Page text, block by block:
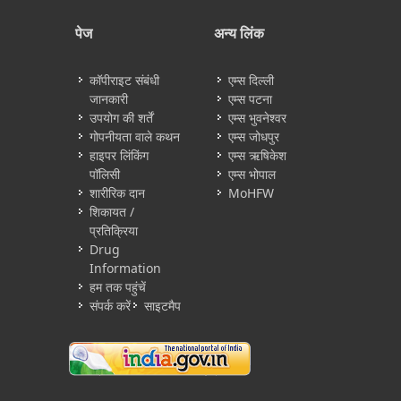
पेज
कॉपीराइट संबंधी
जानकारी
उपयोग की शर्तें
गोपनीयता वाले कथन
हाइपर लिंकिंग
पॉलिसी
शारीरिक दान
शिकायत /
प्रतिक्रिया
Drug
Information
हम तक पहुंचें
संपर्क करें
साइटमैप
अन्य लिंक
एम्स दिल्ली
एम्स पटना
एम्स भुवनेश्वर
एम्स जोधपुर
एम्स ऋषिकेश
एम्स भोपाल
MoHFW